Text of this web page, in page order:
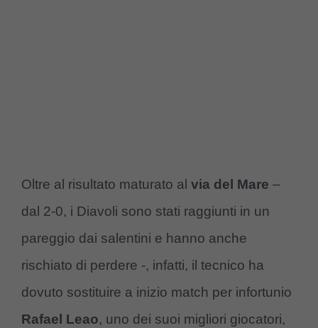
Oltre al risultato maturato al via del Mare –
dal 2-0, i Diavoli sono stati raggiunti in un
pareggio dai salentini e hanno anche
rischiato di perdere -, infatti, il tecnico ha
dovuto sostituire a inizio match per infortunio
Rafael Leao, uno dei suoi migliori giocatori,